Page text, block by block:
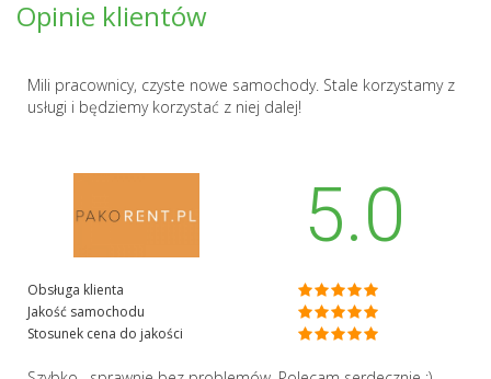
Opinie klientów
Mili pracownicy, czyste nowe samochody. Stale korzystamy z
usługi i będziemy korzystać z niej dalej!
5.0
Obsługa klienta
Jakość samochodu
Stosunek cena do jakości